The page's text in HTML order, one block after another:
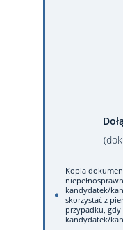
Kopia
kandydatek/
skorzystać z
przypadku, gdy
kandydatek/